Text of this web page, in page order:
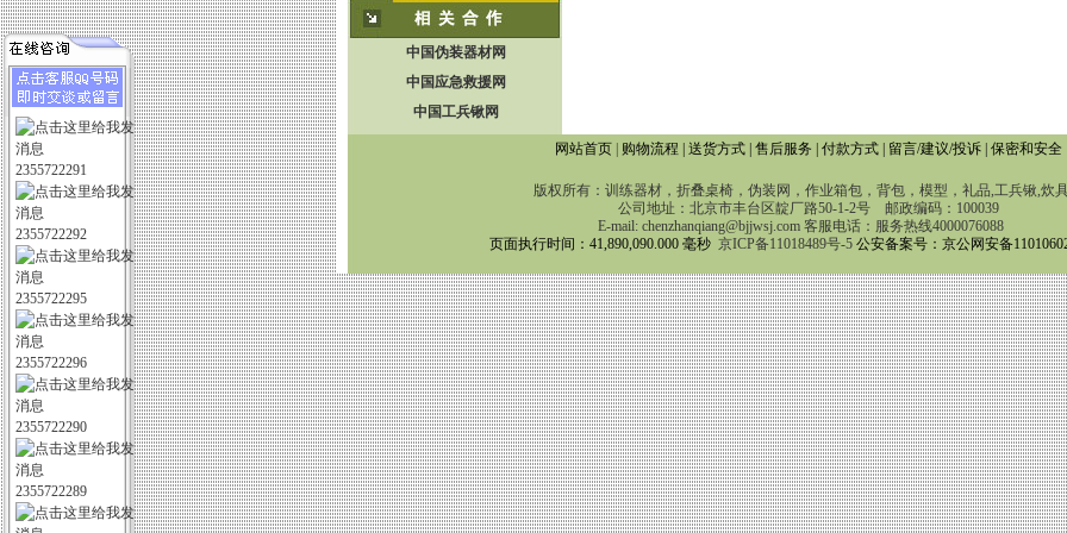
中国伪装器材网
中国应急救援网
中国工兵锹网
网站首页| 购物流程 送货方式| 售后服务 付款方式| 留言/建议/投诉| 保密和安全
版权所有：训练器材，折叠桌椅，伪装网，作业箱包，背包，模型，礼品,工兵锹,炊
公司地址：北京市丰台区靛厂路50-1-2号 邮政编码：100039
E-mail: chenzhanqiang@bjjwsj.com 客服电话：服务热线4000076088
页面执行时间：41,890,090.000 毫秒 京ICP备11018489号-5公安备案号：京公网安备
2355722291
2355722292
2355722295
2355722296
2355722290
2355722289